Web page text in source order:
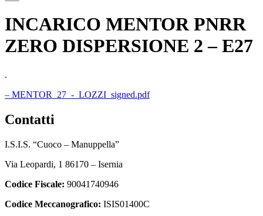
INCARICO MENTOR PNRR
ZERO DISPERSIONE 2 – E27
.
– MENTOR_27_-_LOZZI_signed.pdf
contatti
I.S.I.S. “Cuoco – Manuppella”
Via Leopardi, 1 86170 – Isernia
Codice Fiscale: 90041740946
Codice Meccanografico: ISIS01400C